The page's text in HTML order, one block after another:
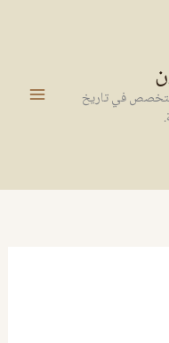
في تاريخ